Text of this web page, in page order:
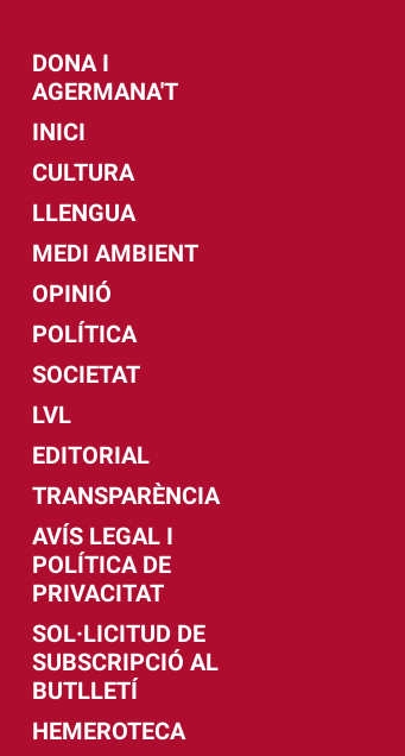
DONA I
AGERMANA'T
INICI
CULTURA
LLENGUA
MEDI AMBIENT
OPINIÓ
POLÍTICA
SOCIETAT
LVL
EDITORIAL
TRANSPARÈNCIA
AVÍS LEGAL I
POLÍTICA DE
PRIVACITAT
SOL·LICITUD DE
SUBSCRIPCIÓ AL
BUTLLETÍ
HEMEROTECA